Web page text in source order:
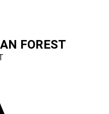
FOREST